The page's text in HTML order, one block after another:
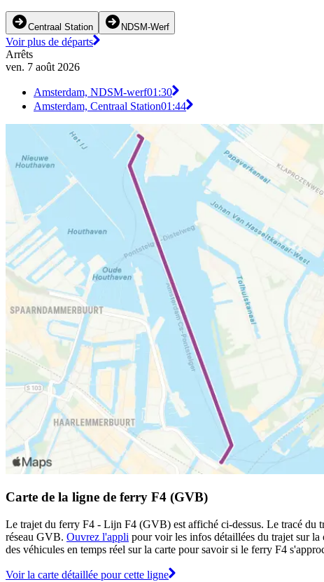
Centraal Station NDSM-Werf
Voir plus de départs
Arrêts
ven. 7 août 2026
Amsterdam, NDSM-werf01:30
Amsterdam, Centraal Station01:44
Carte de la ligne de ferry F4 (GVB)
Le trajet du ferry F4 - Lijn F4 (GVB) est affiché ci-dessus. Le tracé du
réseau GVB. Ouvrez l'appli pour voir les infos détaillées du trajet sur la
des véhicules en temps réel sur la carte pour savoir si le ferry F4
Voir la carte détaillée pour cette ligne